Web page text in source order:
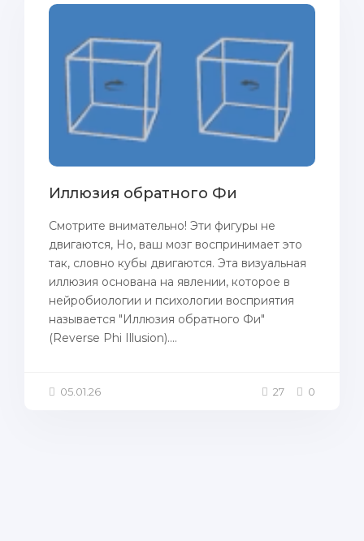
Иллюзия обратного Фи
Смотрите внимательно! Эти фигуры не
двигаются, Но, ваш мозг воспринимает это
так, словно кубы двигаются. Эта визуальная
иллюзия основана на явлении, которое в
нейробиологии и психологии восприятия
называется "Иллюзия обратного Фи"
(Reverse Phi Illusion)....
05.01.26 27 0